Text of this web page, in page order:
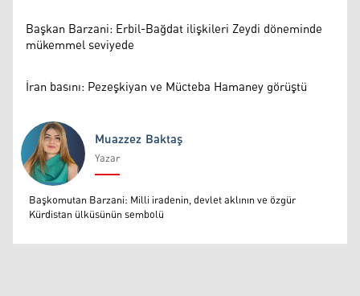
Başkan Barzani: Erbil-Bağdat ilişkileri Zeydi döneminde
mükemmel seviyede
İran basını: Pezeşkiyan ve Mücteba Hamaney görüştü
Muazzez Baktaş
Muazzez Baktaş
Yazar
Başkomutan Barzani: Milli iradenin, devlet aklının ve özgür
Kürdistan ülküsünün sembolü